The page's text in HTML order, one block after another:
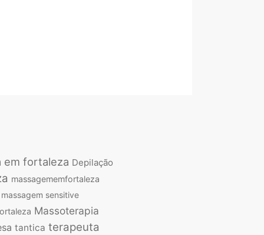
em fortaleza Depilação
massagememfortaleza
massagem sensitive
Massoterapia
tantica terapeuta